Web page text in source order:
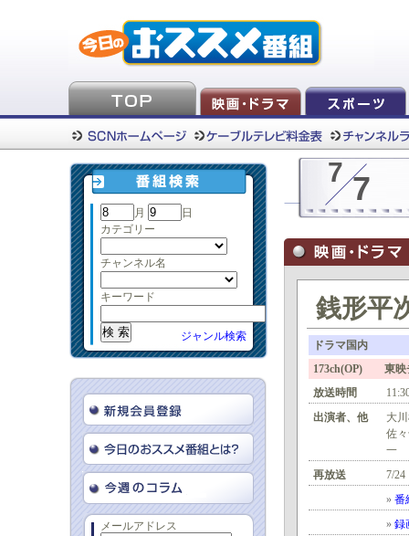
月
日
カテゴリー
チャンネル名
キーワード
ジャンル検索
メールアドレス
7 7
銭形平
ドラマ国内
173ch(OP) 東映
放送時間
出演者、他
大
佐
一
再放送
7/
» 番
» 録